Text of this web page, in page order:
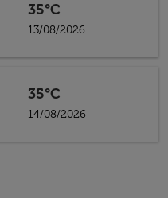
35°C
13/08/2026
35°C
14/08/2026